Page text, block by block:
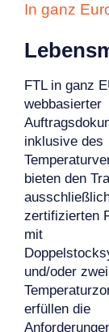
In ganz
FTL in ganz
webbasierter
inklusive des
bieten den
zertifizierten
mit
und/oder zwei
erfüllen die